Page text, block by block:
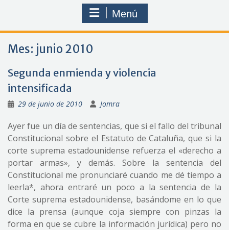
Menú
Mes: junio 2010
Segunda enmienda y violencia
intensificada
29 de junio de 2010 Jomra
Ayer fue un día de sentencias, que si el fallo del tribunal
Constitucional sobre el Estatuto de Cataluña, que si la
corte suprema estadounidense refuerza el «derecho a
portar armas», y demás. Sobre la sentencia del
Constitucional me pronunciaré cuando me dé tiempo a
leerla*, ahora entraré un poco a la sentencia de la
Corte suprema estadounidense, basándome en lo que
dice la prensa (aunque coja siempre con pinzas la
forma en que se cubre la información jurídica) pero no